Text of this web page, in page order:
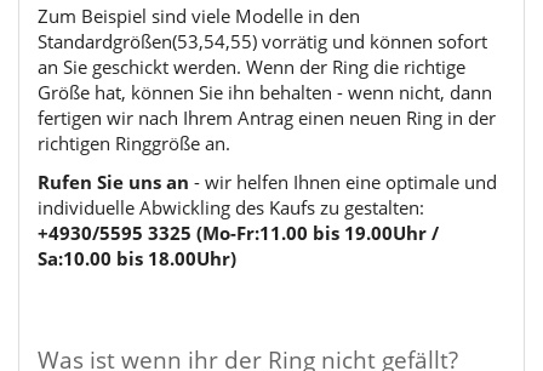
Zum Beispiel sind viele Modelle in den
Standardgrößen(53,54,55) vorrätig und können sofort
an Sie geschickt werden. Wenn der Ring die richtige
Größe hat, können Sie ihn behalten - wenn nicht, dann
fertigen wir nach Ihrem Antrag einen neuen Ring in der
richtigen Ringgröße an.
Rufen Sie uns an - wir helfen Ihnen eine optimale und
individuelle Abwickling des Kaufs zu gestalten:
+4930/5595 3325 (Mo-Fr:11.00 bis 19.00Uhr /
Sa:10.00 bis 18.00Uhr)
Was ist wenn ihr der Ring nicht gefällt?